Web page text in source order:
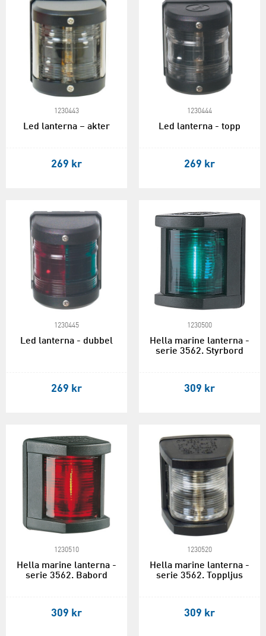
1230443
Led lanterna – akter
269 kr
1230444
Led lanterna - topp
269 kr
1230445
Led lanterna - dubbel
269 kr
1230500
Hella marine lanterna -
serie 3562. Styrbord
309 kr
1230510
Hella marine lanterna -
serie 3562. Babord
309 kr
1230520
Hella marine lanterna -
serie 3562. Toppljus
309 kr